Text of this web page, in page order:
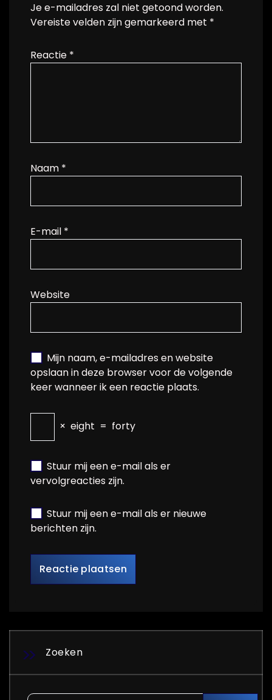
Je e-mailadres zal niet getoond worden.
Vereiste velden zijn gemarkeerd met *
Reactie *
Naam *
E-mail *
Website
Mijn naam, e-mailadres en website
opslaan in deze browser voor de volgende
keer wanneer ik een reactie plaats.
× eight = forty
Stuur mij een e-mail als er
vervolgreacties zijn.
Stuur mij een e-mail als er nieuwe
berichten zijn.
Zoeken